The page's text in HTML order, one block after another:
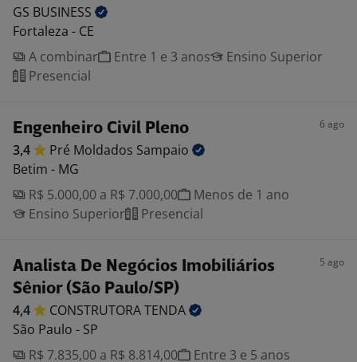
GS BUSINESS
Fortaleza - CE
A combinar
Entre 1 e 3 anos
Ensino Superior
Presencial
Engenheiro Civil Pleno 6 ago
3,4 Pré Moldados Sampaio
Betim - MG
R$ 5.000,00 a R$ 7.000,00
Menos de 1 ano
Ensino Superior
Presencial
Analista De Negócios Imobiliários
Sênior (São Paulo/SP)
5 ago
4,4 CONSTRUTORATENDA
São Paulo - SP
R$ 7.835,00 a R$ 8.814,00
Entre 3 e 5 anos